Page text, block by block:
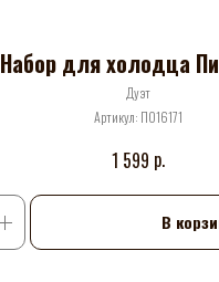
Набор для холодца
Дуэт
Артикул: П016171
1 599 р.
В